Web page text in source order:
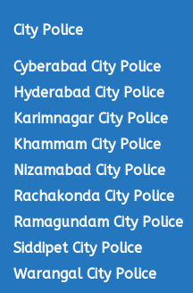
City Police
Cyberabad City Police
Hyderabad City Police
Karimnagar City Police
Khammam City Police
Nizamabad City Police
Rachakonda City Police
Ramagundam City Police
Siddipet City Police
Warangal City Police